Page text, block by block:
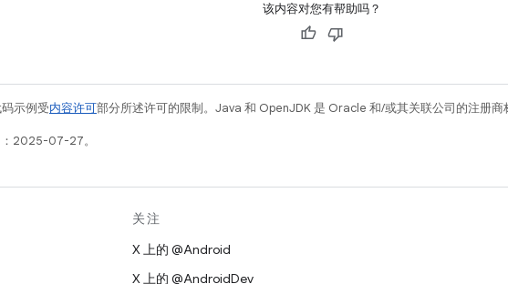
该内容对您有帮助吗？
示例受内容许可部分所述许可的限制。Java 和 OpenJDK 是 Oracle 和/或其关联公司的注册商
2025-07-27。
关注
X 上的 @Android
X 上的 @AndroidDev